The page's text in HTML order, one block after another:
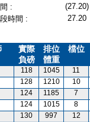
: (27.20)
時間 :
27.20
實際
負磅
排位
體重
檔位
118 1045 11
128 1210 10
124 1185 7
124 1015 8
130 997 12